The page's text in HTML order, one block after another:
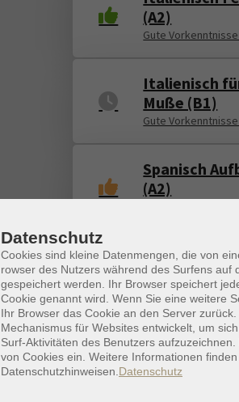
(A2)
Gute
Italienisch
Muße (B1)
Gute
Spanisch
(A2)
Spanisch
(A2)
Blended Learning
Spanisch
Gute Vorkenntnisse
Datenschutz
Cookies sind kleine Datenmengen, die von
rowser des Nutzers während des Surfens auf
gespeichert werden. Ihr Browser speichert
Cookie genannt wird. Wenn Sie eine weitere
Ihr Browser das Cookie an den Server
Mechanismus für Websites entwickelt, um
Surf-Aktivitäten des Benutzers
von Cookies ein. Weitere Informationen
Datenschutzhinweisen. Datenschutz